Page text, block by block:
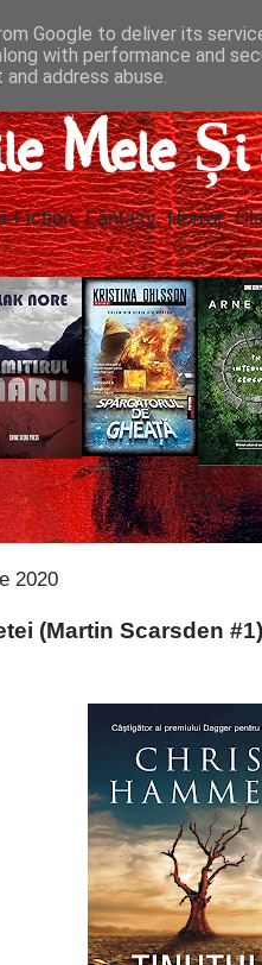
Mele
Fiction, Fantasy, Horror,
2020
(Martin Scarsden
Google to deliver its
with performance and
address abuse.